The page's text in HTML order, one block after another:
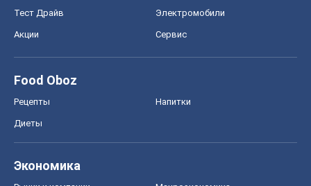
Тест Драйв Электромобили
Акции Сервис
Food Oboz
Рецепты Напитки
Диеты
Экономика